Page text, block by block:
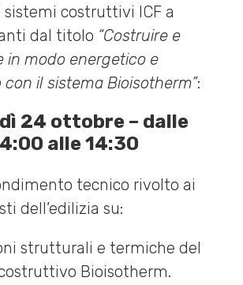
costruttivi ICF a
dal titolo “Costruire e
in modo energetico e
il sistema Bioisotherm”:
24 ottobre – dalle
alle 14:30
tecnico rivolto ai
dell’edilizia su:
strutturali e termiche del
Bioisotherm.